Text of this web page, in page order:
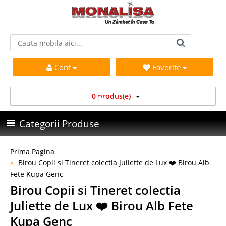
Cont Favorite
0 produs(e)
Categorii Produse
Prima Pagina
Birou Copii si Tineret colectia Juliette de Lux ❤️ Birou Alb
Fete Kupa Genc
Birou Copii si Tineret colectia
Juliette de Lux ❤️ Birou Alb Fete
Kupa Genc